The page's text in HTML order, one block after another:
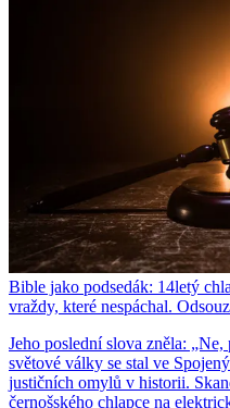
Bible jako podsedák: 14letý
vraždy, které nespáchal.
Jeho poslední slova zněla:
světové války se stal ve
justičních omylů v historii.
černošského chlapce na